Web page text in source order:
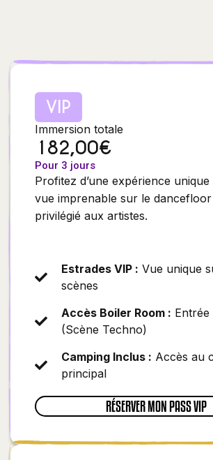
VIP
Immersion totale
182,00€
Pour 3 jours
Profitez d’une expérience
vue imprenable sur le
privilégié aux artistes.
Estrades VIP : Vue unique
scènes
Accès Boiler Room : Entrée
(Scène Techno)
Camping Inclus : Accès au
principal
RÉSERVER MON PASS VIP